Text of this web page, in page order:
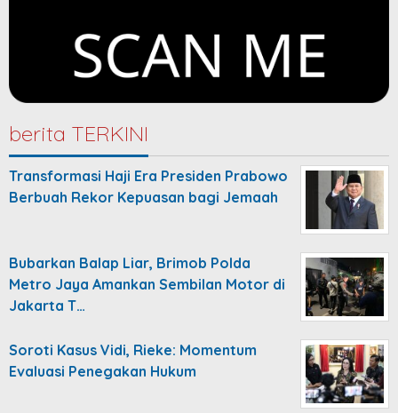
berita TERKINI
Transformasi Haji Era Presiden Prabowo
Berbuah Rekor Kepuasan bagi Jemaah
Bubarkan Balap Liar, Brimob Polda
Metro Jaya Amankan Sembilan Motor di
Jakarta T…
Soroti Kasus Vidi, Rieke: Momentum
Evaluasi Penegakan Hukum